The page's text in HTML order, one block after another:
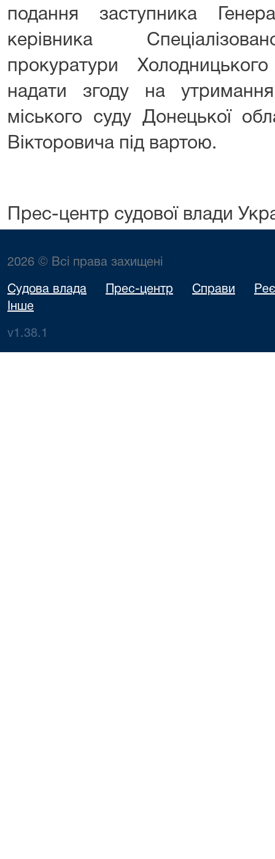
подання заступника
керівника
прокуратури
надати згоду на
міського суду Донецької
Вікторовича під вартою.
Прес-центр судової влади
2026 © Всі права захищені
Судова влада Прес-центр Справи
Інше
v1.38.1